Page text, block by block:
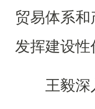
贸易体系
发挥建设性
王毅深入